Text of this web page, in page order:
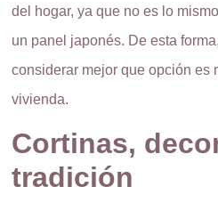
del hogar, ya que no es lo
un panel japonés. De esta
considerar mejor que opción es
vivienda.
Cortinas,
tradición